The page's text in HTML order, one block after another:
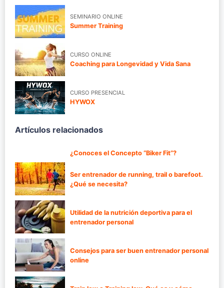
SEMINARIO ONLINE
Summer Training
CURSO ONLINE
Coaching para Longevidad y Vida Sana
CURSO PRESENCIAL
HYWOX
Artículos relacionados
¿Conoces el Concepto “Biker Fit”?
Ser entrenador de running, trail o barefoot.
¿Qué se necesita?
Utilidad de la nutrición deportiva para el
entrenador personal
Consejos para ser buen entrenador personal
online